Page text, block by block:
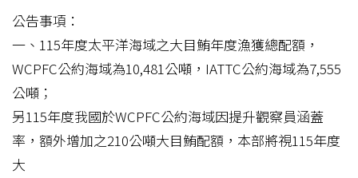
公告事項：
一、115年度太平洋海域之大目鮪年度漁獲總配額，
WCPFC公約海域為10,481公噸，IATTC公約海域為7,555
公噸；
另115年度我國於WCPFC公約海域因提升觀察員涵蓋
率，額外增加之210公噸大目鮪配額，本部將視115年度
大